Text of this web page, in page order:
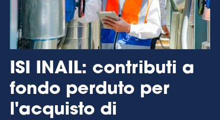
ISI INAIL: contributi a
fondo perduto per
l'acquisto di